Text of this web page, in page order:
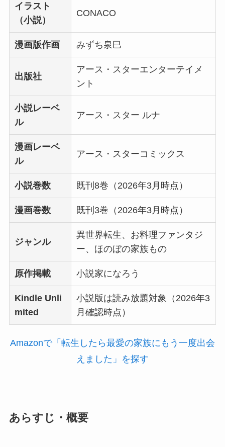
イラスト
（小説）
CONACO
漫画版作画 みずち泉巳
出版社
アース・スターエンターテイメ
ント
小説レーベ
ル
アース・スター ルナ
漫画レーベ
ル
アース・スターコミックス
小説巻数 既刊8巻（2026年3月時点）
漫画巻数 既刊3巻（2026年3月時点）
ジャンル
異世界転生、お料理ファンタジ
ー、ほのぼの家族もの
原作掲載 小説家になろう
Kindle Unli
mited
小説版は読み放題対象（2026年3
月確認時点）
Amazonで「転生したら最愛の家族にもう一度出会
えました」を探す
あらすじ・概要